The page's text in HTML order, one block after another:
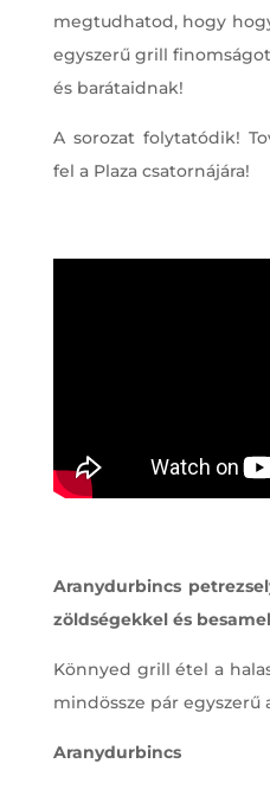
megtudhatod, hogy
egyszerű grill
és barátaidnak!
A sorozat folytatódik!
fel a Plaza csatornájára!
Aranydurbincs
zöldségekkel és
Könnyed grill étel a
mindössze pár egyszerű
Aranydurbincs